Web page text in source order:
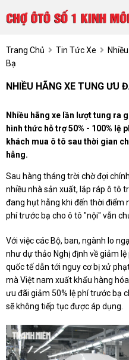
Trang Chủ Tin Tức Xe
Bạ
NHIỀU HÃNG XE TUNG ƯU
Nhiều hãng xe lần lượt tung ra
hình thức hỗ trợ 50% - 100% lệ
khách mua ô tô sau thời gian
hẫng.
Sau hàng tháng trời chờ đợi
nhiều nhà sản xuất, lắp ráp ô tô
đang hụt hẫng khi đến thời điểm
phí trước bạ cho ô tô "nội" vẫn
Với việc các Bộ, ban, ngành lo
như dự thảo Nghị định về giảm
quốc tế dẫn tới nguy cơ bị xử
mà Việt nam xuất khẩu hàng
ưu đãi giảm 50% lệ phí trước bạ
sẽ không tiếp tục được áp dụng.